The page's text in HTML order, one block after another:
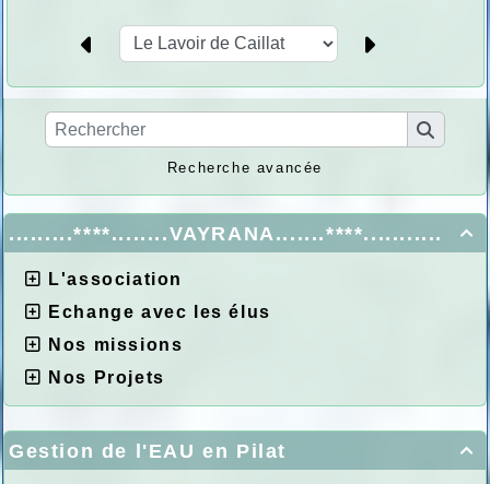
Recherche avancée

.........****........VAYRANA.......****...........
L'association
Echange avec les élus
Nos missions
Nos Projets

Gestion de l'EAU en Pilat